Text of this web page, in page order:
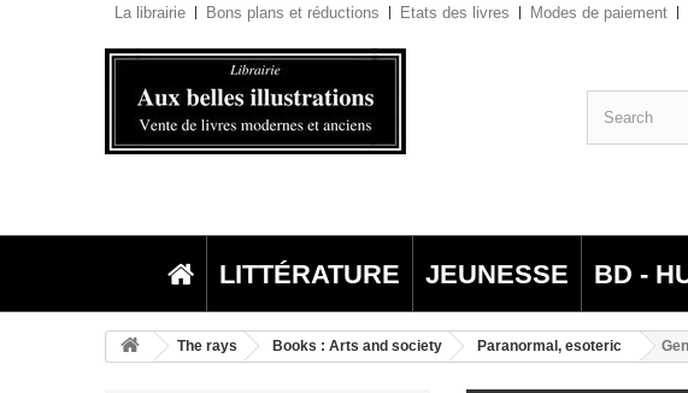
La librairie Bons plans et réductions Etats des livres Modes de paiement
LITTÉRATURE JEUNESSE BD -
The rays Books : Arts and society Paranormal, esoteric